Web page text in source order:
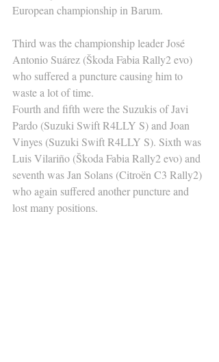
European championship in Barum.
Third was the championship leader José
Antonio Suárez (Škoda Fabia Rally2 evo)
who suffered a puncture causing him to
waste a lot of time.
Fourth and fifth were the Suzukis of Javi
Pardo (Suzuki Swift R4LLY S) and Joan
Vinyes (Suzuki Swift R4LLY S). Sixth was
Luis Vilariño (Škoda Fabia Rally2 evo) and
seventh was Jan Solans (Citroën C3 Rally2)
who again suffered another puncture and
lost many positions.